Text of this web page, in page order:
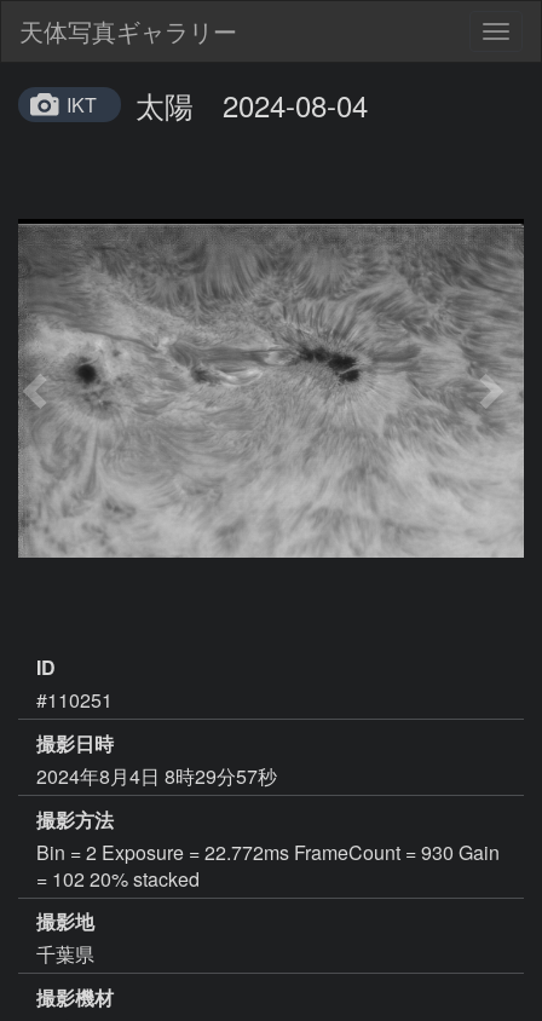
天体写真ギャラリー
IKT 太陽 2024-08-04
ID
#110251
撮影日時
2024年8月4日 8時29分57秒
撮影方法
Bin = 2 Exposure = 22.772ms FrameCount = 930 Gain
= 102 20% stacked
撮影地
千葉県
撮影機材